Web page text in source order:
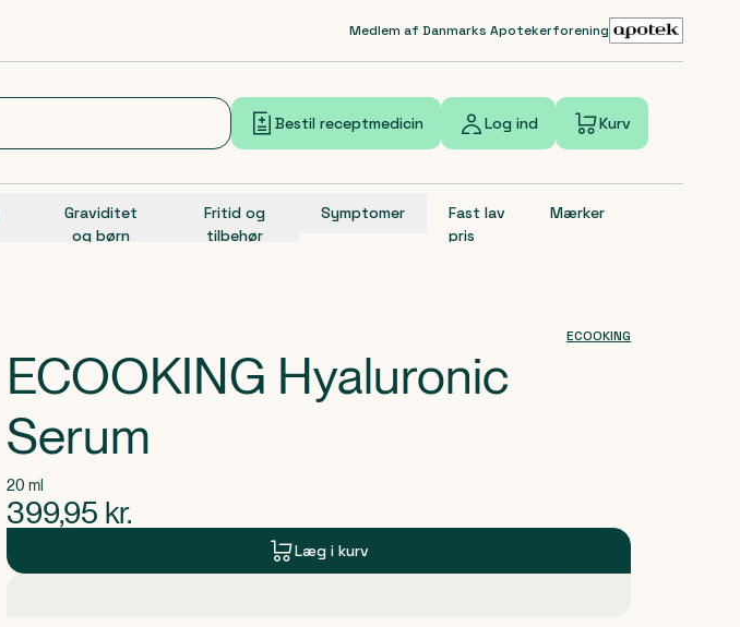
Medlem af Danmarks Apotekerforening
Bestil receptmedicin Log ind Kurv
Graviditet
og børn
Fritid og
tilbehør
Symptomer
Fast lav
pris
Mærker
ECOOKING
ECOOKING Hyaluronic
Serum
20 ml
399,95 kr.
Læg i kurv